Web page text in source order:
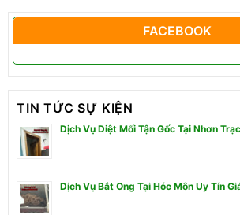
FACEBOOK
TIN TỨC SỰ KIỆN
Dịch Vụ Diệt Mối Tận Gốc Tại Nhơn
Dịch Vụ Bắt Ong Tại Hóc Môn Uy Tín